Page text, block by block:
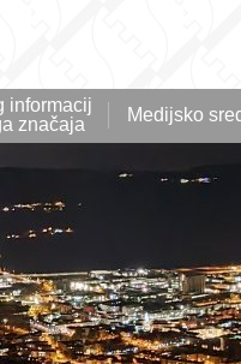
informacij
značaja
Medijsko